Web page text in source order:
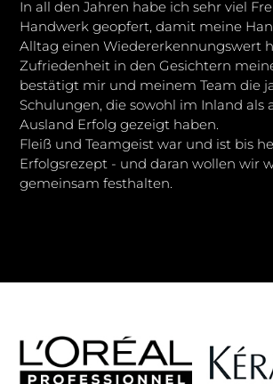
In all den Jahren habe ich sehr viel
Handwerk geopfert, damit meine
Alltag einen Wiedererkennungswert
Zufriedenheit in den Gesichtern
bestätigt mir und meinem Team die
Schulungen, die sowohl im Inland als
Ausland Erfolg gezeigt haben.
Fleiß und Teamgeist war und ist bis
Erfolgsrezept - und daran wollen wir
gemeinsam festhalten.